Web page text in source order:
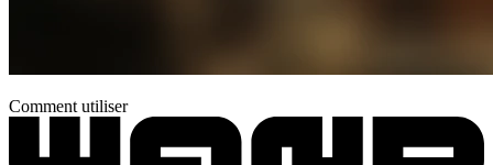
Comment utiliser